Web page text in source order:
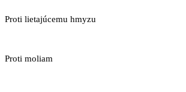
Proti lietajúcemu hmyzu
Proti moliam